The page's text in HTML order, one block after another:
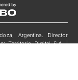
Argentina. Director
Territorio Digital S.A. |